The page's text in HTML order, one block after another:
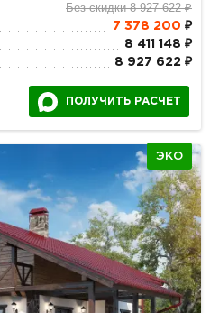
Без скидки 8 927 622 ₽
7 378 200 ₽
8 411 148 ₽
8 927 622 ₽
ПОЛУЧИТЬ РАСЧЕТ
ЭКО